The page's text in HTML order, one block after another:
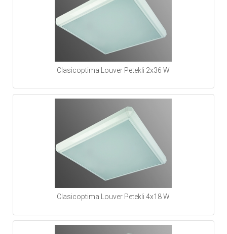
Clasicoptima Louver Petekli 2x36 W
Clasicoptima Louver Petekli 4x18 W